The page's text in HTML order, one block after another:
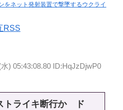
をネット発射装置で撃墜するウクライ
RSS
) 05:43:08.80 ID:HqJzDjwP0
トライキ断行か ド